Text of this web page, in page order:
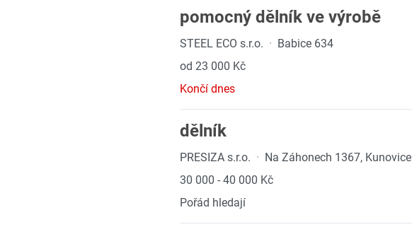
pomocný dělník ve výrobě
STEEL ECO s.r.o. · Babice 634
od 23 000 Kč
Končí dnes
dělník
PRESIZA s.r.o. · Na Záhonech 1367, Kunovice
30 000 - 40 000 Kč
Pořád hledají